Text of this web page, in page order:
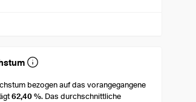
bezogen auf das vorangegangene
62,40 %. Das durchschnittliche